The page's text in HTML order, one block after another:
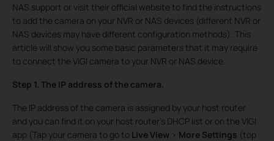
NAS support or visit their official website to find the instructions
to add the camera on your NVR or NAS devices (different NVR or
NAS devices may have different configuration methods). This
article will show you some basic parameters that it may require
to connect the VIGI camera to your NVR or NAS device.
Step 1. The IP address of the camera.
The IP address of the camera is assigned by your host router
and you can find it on your host router’s DHCP list or on the VIGI
app (Tap your camera to go to Live View > More Settings (top